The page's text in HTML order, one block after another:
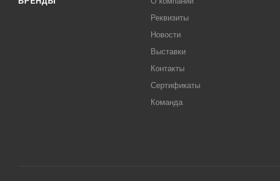
Реквизиты
Новости
Выставки
Контакты
Сертификаты
Команда